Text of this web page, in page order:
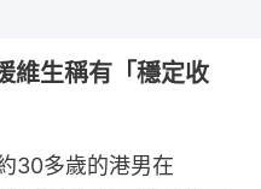
生稱有「穩定收
30多歲的港男在